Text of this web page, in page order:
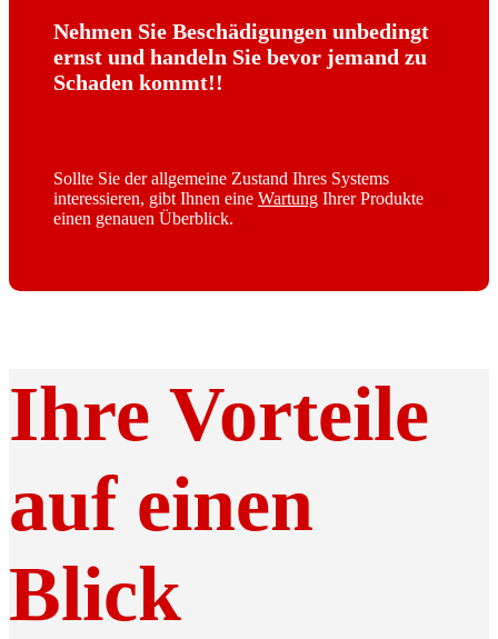
Nehmen Sie Beschädigungen unbedingt
ernst und handeln Sie bevor jemand zu
Schaden kommt!!
Sollte Sie der allgemeine Zustand Ihres Systems
interessieren, gibt Ihnen eine Wartung Ihrer Produkte
einen genauen Überblick.
Ihre Vorteile
auf einen
Blick